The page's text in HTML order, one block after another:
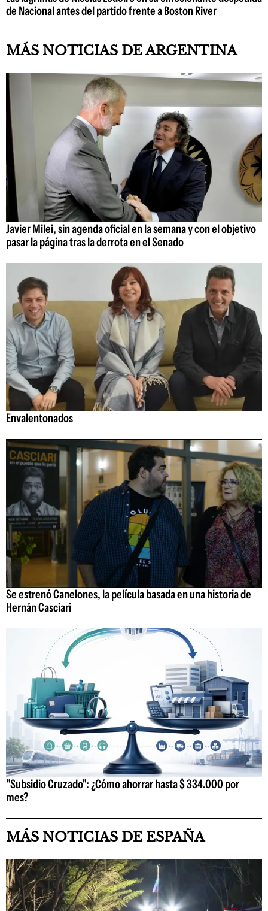
de Nacional antes del partido frente a Boston River
MÁS NOTICIAS DE ARGENTINA
Javier Milei, sin agenda oficial en la semana y con el objetivo
pasar la página tras la derrota en el Senado
Envalentonados
Se estrenó Canelones, la película basada en una historia de
Hernán Casciari
"Subsidio Cruzado": ¿Cómo ahorrar hasta $ 334.000 por
mes?
MÁS NOTICIAS DE ESPAÑA